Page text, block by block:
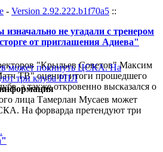
не угадали с тренером
от приглашения Адиева"
"Крыльев Советов" Максим
ТВ" оценил итоги прошедшего
а также откровенно высказался о
- Version 2.92.222.b1f70a5 ::
лица Тамерлан Мусаев может
На форварда претендуют три